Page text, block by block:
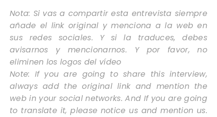
Nota: Si vas a compartir esta entrevista siempre
añade el link original y menciona a la web en
sus redes sociales. Y si la traduces, debes
avisarnos y mencionarnos. Y por favor, no
eliminen los logos del vídeo
Note: If you are going to share this interview,
always add the original link and mention the
web in your social networks. And If you are going
to translate it, please notice us and mention us.